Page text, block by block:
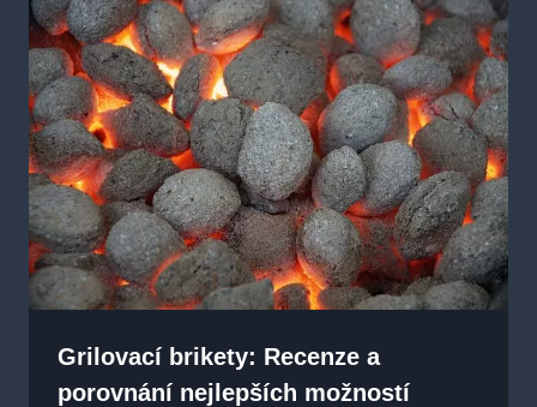
Grilovací brikety: Recenze a
porovnání nejlepších možností